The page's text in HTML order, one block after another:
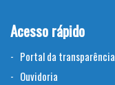
Acesso rápido
Portal da transparência
Ouvidoria